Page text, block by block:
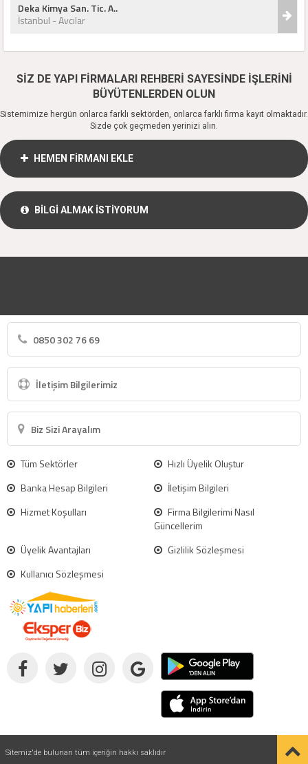
Deka Kimya San. Tic. A..
İstanbul - Avcılar
SİZ DE YAPI FİRMALARI REHBERİ SAYESİNDE İŞLERİNİ
BÜYÜTENLERDEN OLUN
Sistemimize hergün onlarca farklı sektörden, onlarca farklı firma kayıt olmaktadır.
Sizde çok geçmeden yerinizi alın.
HEMEN FİRMANI EKLE
BİLGİ ALMAK İSTİYORUM
0850 302 76 69
İletişim Bilgilerimiz
Biz Sizi Arayalım
Tüm Sektörler
Hızlı Üyelik Oluştur
Banka Hesap Bilgileri
İletişim Bilgileri
Hizmet Koşulları
Firma Bilgilerimi Nasıl
Güncellerim
Üyelik Avantajları
Gizlilik Sözleşmesi
Kullanıcı Sözleşmesi
Sitemiz'de bulunan tüm içeriğin hakkı saklıdır